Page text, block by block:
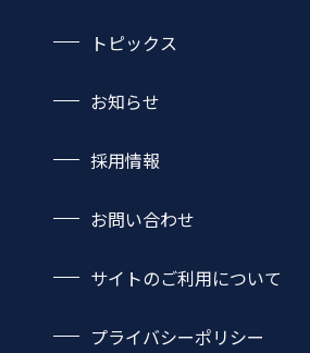
プラント・エネルギー
建設機械・産業機械
土木・建築・設備
ガバナンス
トピックス
お知らせ
採用情報
お問い合わせ
サイトのご利用について
プライバシーポリシー